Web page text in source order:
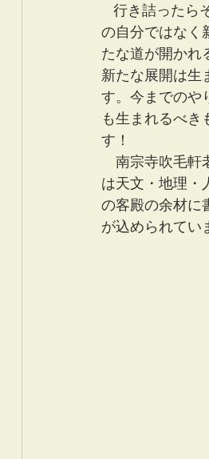
の自分ではなく
たな道が開かれ
新たな展開は生
す。今までのや
も生まれるべ
す！
南宗寺吹毛軒
は天文・地理・
の客殿の余材に
が込められてい